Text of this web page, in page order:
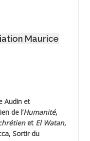
Maurice
Audinet
de l’Humanité,
et El Watan,
Sortir du